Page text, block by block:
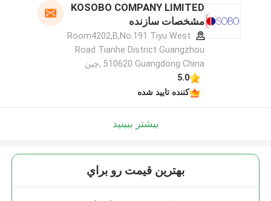
KOSOBO COMPANY LIMITED
مشخصات سازنده
Room4202,B,No.191 Tiyu West
Road Tianhe District Guangzhou
510620 Guangdong China ,چین
5.0
کننده تایید شده
بیشتر ببینید
بهترين قيمت رو براي